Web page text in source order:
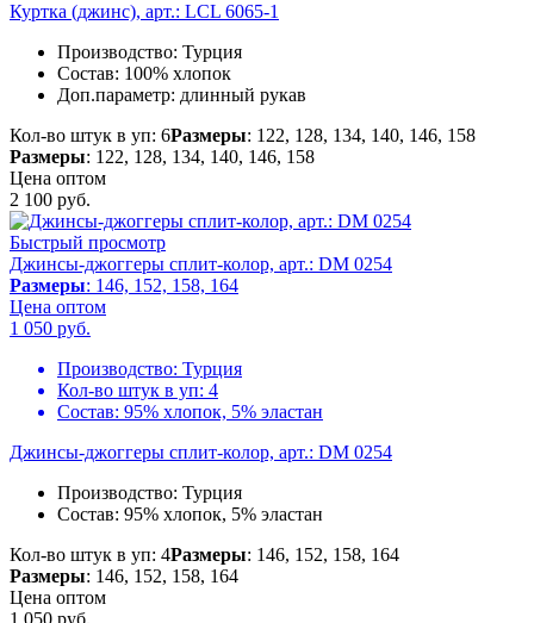
Куртка (джинс), арт.: LCL 6065-1
Производство: Турция
Состав: 100% хлопок
Доп.параметр: длинный рукав
Кол-во штук в уп: 6Размеры: 122, 128, 134, 140, 146, 158
Размеры: 122, 128, 134, 140, 146, 158
Цена оптом
2 100 руб.
Быстрый просмотр
Джинсы-джоггеры сплит-колор, арт.: DM 0254
Размеры: 146, 152, 158, 164
Цена оптом
1 050 руб.
Производство: Турция
Кол-во штук в уп: 4
Состав: 95% хлопок, 5% эластан
Джинсы-джоггеры сплит-колор, арт.: DM 0254
Производство: Турция
Состав: 95% хлопок, 5% эластан
Кол-во штук в уп: 4Размеры: 146, 152, 158, 164
Размеры: 146, 152, 158, 164
Цена оптом